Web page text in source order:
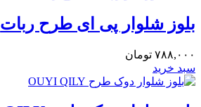
بلوز شلوار پی ای طرح ربات
۷۸۸,۰۰۰ تومان
سبد خرید